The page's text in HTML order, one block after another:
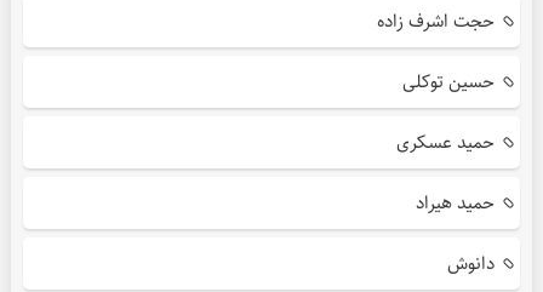
حجت اشرف زاده
حسین توکلی
حمید عسکری
حمید هیراد
دانوش